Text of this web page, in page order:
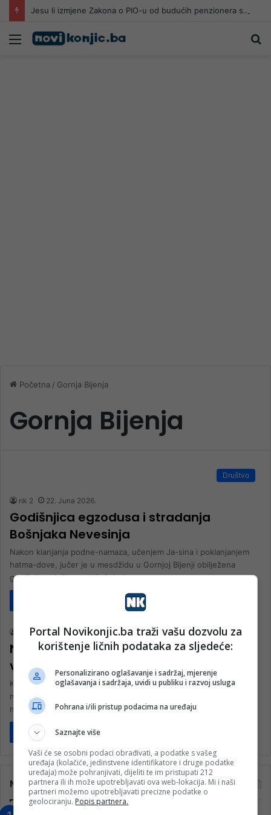
Jesu li izmjene Zakona o PIO-u od budućih penzionera sa 30 godina staža i 65 godina života napravile socijalne slučajeve
Meni
Početna / Gornja Bijenja
Gornja Bijenja
Društvo
nk 2 22. Juna 2026.
Godišnjica egzodusa i stradanja
Bošnjaka Nevesinja
Nakon klanjanja podne-namaza, učenjem Ja-sina i poklanjanjem
hatma-dove, jučer je u mesdžidu u Gornjoj Bijenji obilježena
godišnjica zločina nad Bošnjacima…
nk 2 14. Marta 2026.
Novi mesdžid u Gornjoj Bijenji nova
vrijednost IZ u Nevesinju
Klanjanjem džume namaza zvanično je u funkciju stavljen
novoizgrađeni mesdžid u Gornjoj Bijenji kod Nevesinja. Džumu
namaz, kojoj je prisustvovalo…
Pročitaj više
Najčitanije
Portal Novikonjic.ba traži vašu dozvolu za
korištenje ličnih podataka za sljedeće:
Personalizirano oglašavanje i sadržaj, mjerenje
oglašavanja i sadržaja, uvidi u publiku i razvoj usluga
Pohrana i/ili pristup podacima na uređaju
Saznajte više
Vaši će se osobni podaci obrađivati, a podatke s vašeg
uređaja (kolačiće, jedinstvene identifikatore i druge podatke
uređaja) može pohranjivati, dijeliti te im pristupati 212
partnera ili ih može upotrebljavati ova web-lokacija. Mi i naši
partneri možemo upotrebljavati precizne podatke o
geolociranju. Popis partnera.